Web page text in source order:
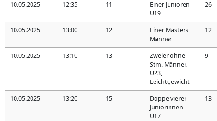
10.05.2025 12:35 11
Einer Junioren
U19
26
10.05.2025 13:00 12
Einer Masters
Männer
12
10.05.2025 13:10 13
Zweier ohne
Stm. Männer,
U23,
Leichtgewicht
9
10.05.2025 13:20 15
Doppelvierer
Juniorinnen
U17
13